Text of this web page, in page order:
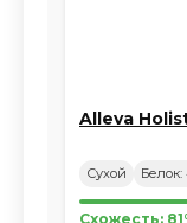
Alleva
Сухой Белок:
Схожесть: